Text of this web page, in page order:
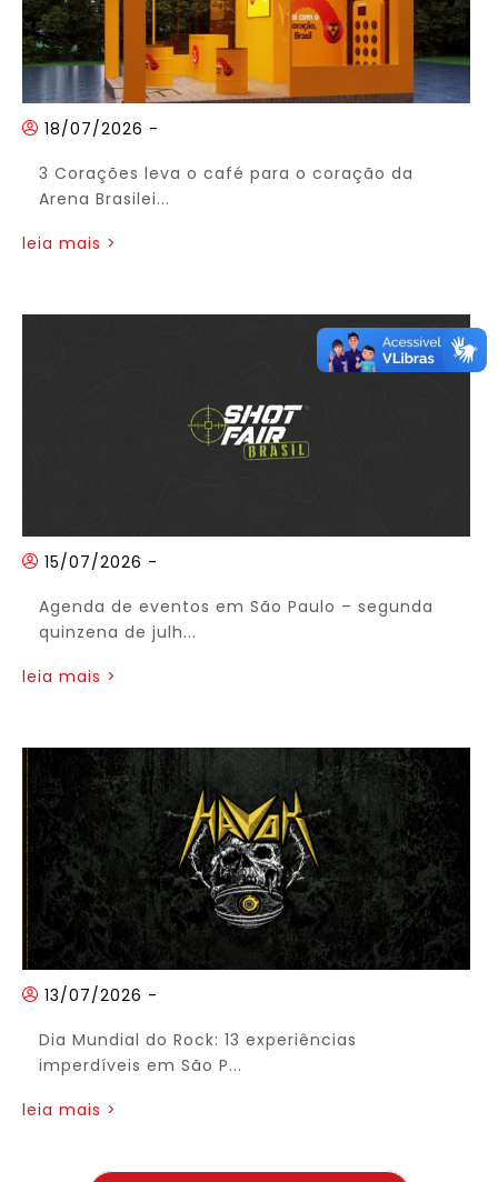
18/07/2026 -
3 Corações leva o café para o coração da
Arena Brasilei...
leia mais >
15/07/2026 -
Agenda de eventos em São Paulo – segunda
quinzena de julh...
leia mais >
13/07/2026 -
Dia Mundial do Rock: 13 experiências
imperdíveis em São P...
leia mais >